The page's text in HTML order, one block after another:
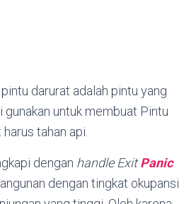
darurat adalah pintu yang
untuk membuat Pintu
tahan api.
dengan handleExit Panic
dengan tingkat okupansi